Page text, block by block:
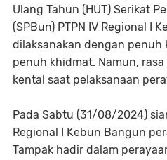
Ulang Tahun (HUT) Serikat
(SPBun) PTPN IV Regional I
dilaksanakan dengan penuh
penuh khidmat. Namun,
kental saat pelaksanaan
Pada Sabtu (31/08/2024)
Regional I Kebun Bangun
Tampak hadir dalam